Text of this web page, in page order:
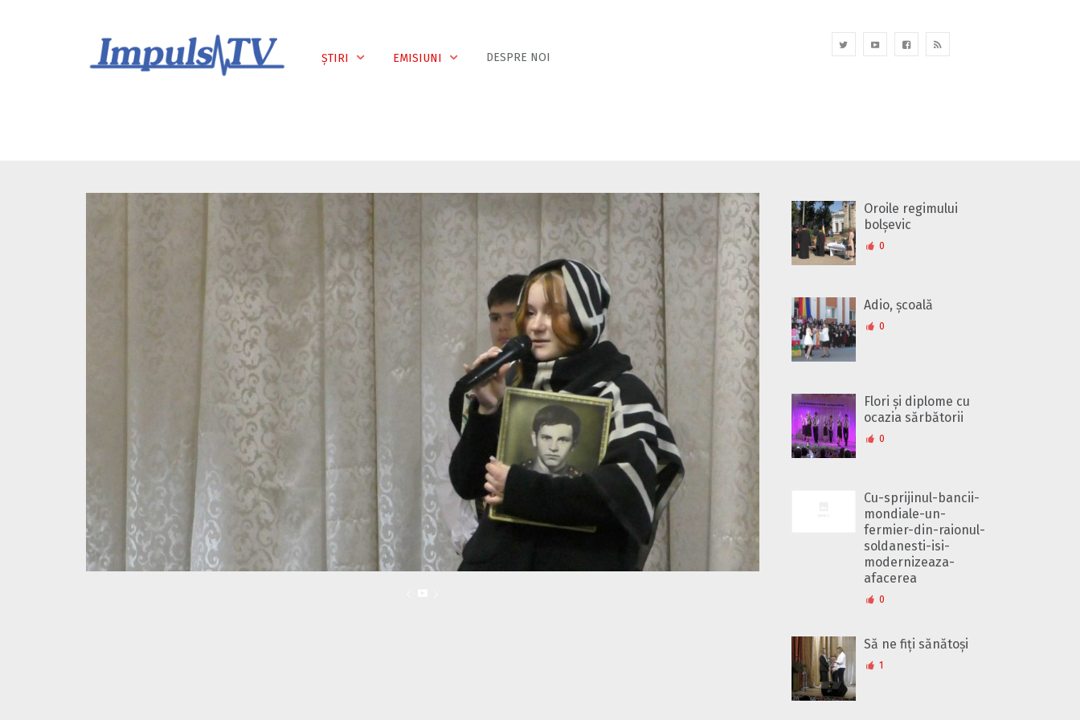
Emisiuni
ȘTIRI
EMISIUNI DESPRE NOI
Oroile regimului
bolșevic
0
Adio, școală
0
Flori și diplome cu
ocazia sărbătorii
0
Cu-sprijinul-bancii-
mondiale-un-
fermier-din-raionul-
soldanesti-isi-
modernizeaza-
afacerea
0
Să ne fiți sănătoși
1